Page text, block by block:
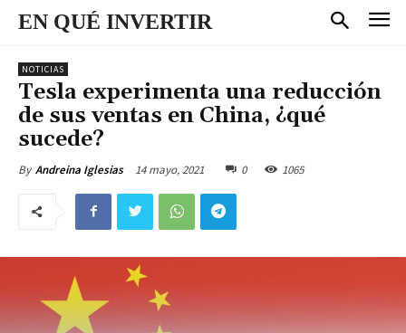
EN QUÉ INVERTIR
NOTICIAS
Tesla experimenta una reducción
de sus ventas en China, ¿qué
sucede?
By Andreina Iglesias 14 mayo, 2021 0 1065